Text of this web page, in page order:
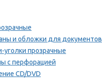
и обложки для документов
уголки прозрачные
с перфорацией
CD/DVD